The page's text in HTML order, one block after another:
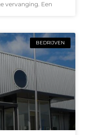
vervanging. Een
BEDRIJVEN